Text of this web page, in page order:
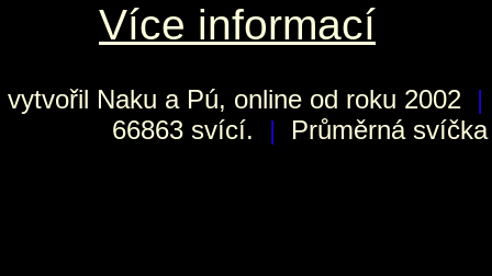
Více informací
vytvořil Naku a Pú, online od roku 2002 |
66863 svící.
| Průměrná